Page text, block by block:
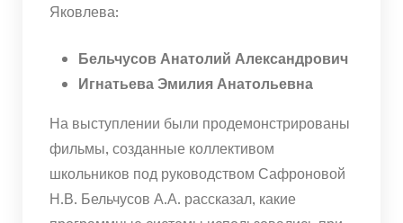
Яковлева:
Бельчусов Анатолий Александрович
Игнатьева Эмилия Анатольевна
На выступлении были продемонстрированы
фильмы, созданные коллективом
школьников под руководством Сафроновой
Н.В. Бельчусов А.А. рассказал, какие